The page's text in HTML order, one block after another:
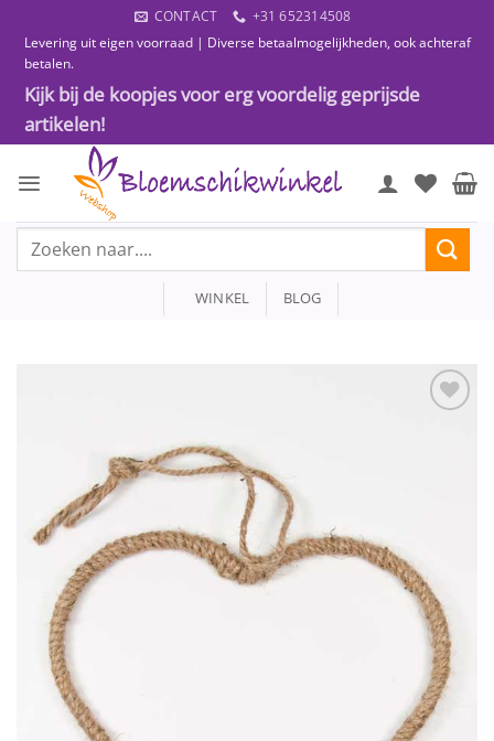
naar
inhoud
CONTACT
+31 652314508
Levering uit eigen voorraad | Diverse betaalmogelijkheden, ook achteraf
betalen.
Kijk bij de koopjes voor erg voordelig geprijsde
artikelen!
Zoeken
WINKEL BLOG